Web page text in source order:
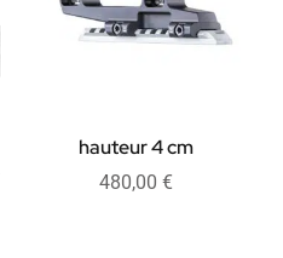
hauteur 4 cm
480,00 €